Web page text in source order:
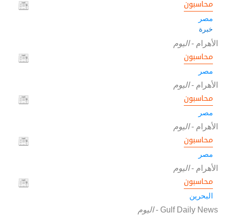
محاسبون
مصر
خبرة
الأهرام -اليوم
محاسبون
مصر
الأهرام -اليوم
محاسبون
مصر
الأهرام -اليوم
محاسبون
مصر
الأهرام -اليوم
محاسبون
البحرين
Gulf Daily News
-اليوم